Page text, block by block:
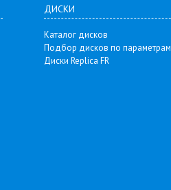
ДИСКИ
Каталог дисков
Подбор дисков по параметрам
Диски Replica FR